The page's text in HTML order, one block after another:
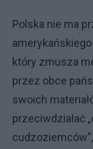
Polska nie ma
który zmusza
przez obce
swoich
przeciwdziałać